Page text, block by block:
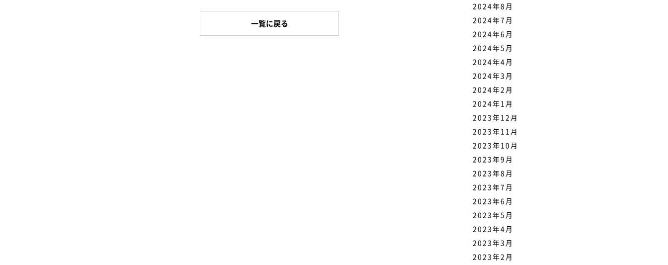
一覧に戻る
2024年8月
2024年7月
2024年6月
2024年5月
2024年4月
2024年3月
2024年2月
2024年1月
2023年12月
2023年11月
2023年10月
2023年9月
2023年8月
2023年7月
2023年6月
2023年5月
2023年4月
2023年3月
2023年2月